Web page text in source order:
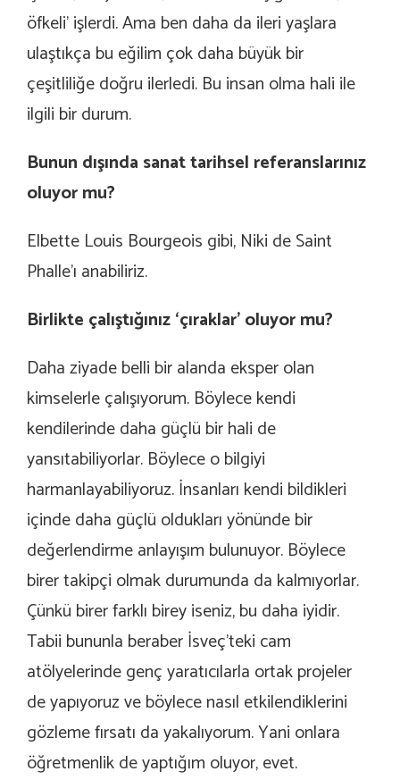
öfkeli’ işlerdi. Ama ben daha da ileri yaşlara
ulaştıkça bu eğilim çok daha büyük bir
çeşitliliğe doğru ilerledi. Bu insan olma hali ile
ilgili bir durum.
Bunun dışında sanat tarihsel referanslarınız
oluyor mu?
Elbette Louis Bourgeois gibi, Niki de Saint
Phalle’ı anabiliriz.
Birlikte çalıştığınız ‘çıraklar’ oluyor mu?
Daha ziyade belli bir alanda eksper olan
kimselerle çalışıyorum. Böylece kendi
kendilerinde daha güçlü bir hali de
yansıtabiliyorlar. Böylece o bilgiyi
harmanlayabiliyoruz. İnsanları kendi bildikleri
içinde daha güçlü oldukları yönünde bir
değerlendirme anlayışım bulunuyor. Böylece
birer takipçi olmak durumunda da kalmıyorlar.
Çünkü birer farklı birey iseniz, bu daha iyidir.
Tabii bununla beraber İsveç’teki cam
atölyelerinde genç yaratıcılarla ortak projeler
de yapıyoruz ve böylece nasıl etkilendiklerini
gözleme fırsatı da yakalıyorum. Yani onlara
öğretmenlik de yaptığım oluyor, evet.